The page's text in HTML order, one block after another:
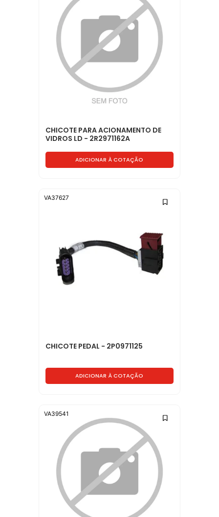
CHICOTE PARA ACIONAMENTO DE
VIDROS LD - 2R2971162A
ADICIONAR À COTAÇÃO
CHICOTE PEDAL - 2P0971125
ADICIONAR À COTAÇÃO
VA37627
VA39541